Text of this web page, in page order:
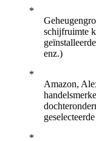
schijfruimte
enz.)
Amazon,